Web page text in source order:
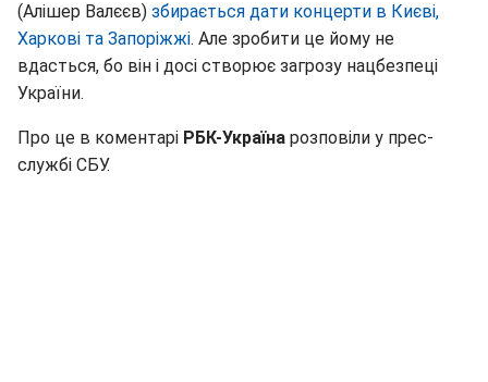
(Алішер Валєєв) збирається дати концерти в Києві,
Харкові та Запоріжжі. Але зробити це йому не
вдасться, бо він і досі створює загрозу нацбезпеці
України.
Про це в коментарі РБК-Україна розповіли у прес-
службі СБУ.